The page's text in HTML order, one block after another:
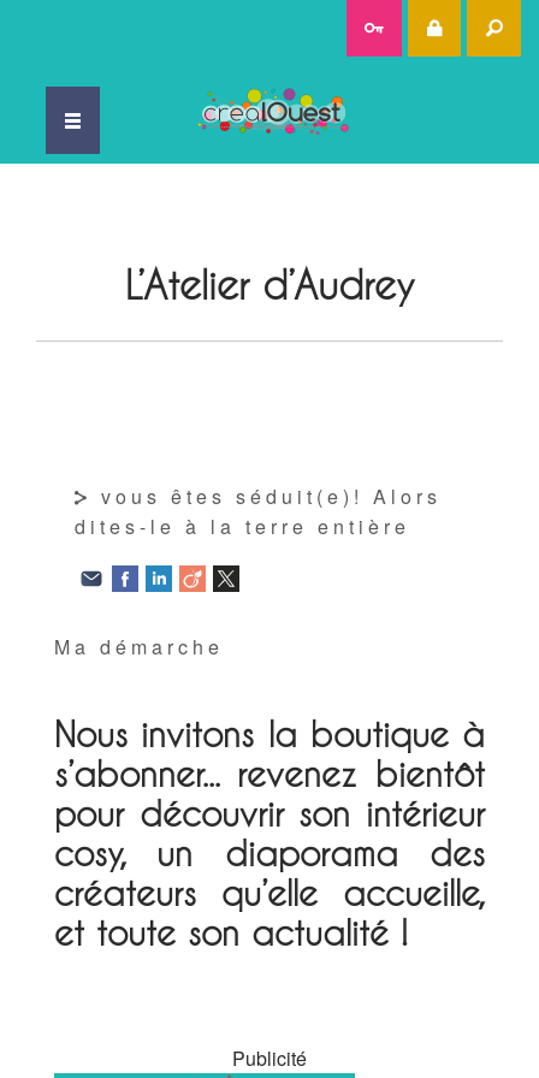
L’Atelier d’Audrey
vous êtes séduit(e)! Alors
dites-le à la terre entière
Ma démarche
Nous invitons la boutique à
s’abonner... revenez bientôt
pour découvrir son intérieur
cosy, un diaporama des
créateurs qu’elle accueille,
et toute son actualité !
Publicité